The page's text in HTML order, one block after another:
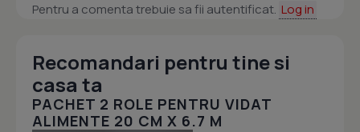
Pentru a comenta trebuie sa fii autentificat. Log in
Recomandari pentru tine si
casa ta
PACHET 2 ROLE PENTRU VIDAT
ALIMENTE 20 CM X 6.7 M